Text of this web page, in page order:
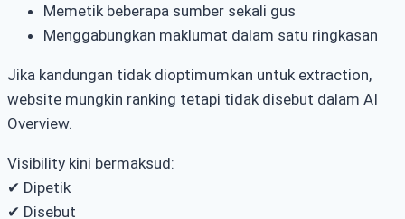
Memetik beberapa sumber sekali gus
Menggabungkan maklumat dalam satu ringkasan
Jika kandungan tidak dioptimumkan untuk extraction,
website mungkin ranking tetapi tidak disebut dalam AI
Overview.
Visibility kini bermaksud:
✔ Dipetik
✔ Disebut